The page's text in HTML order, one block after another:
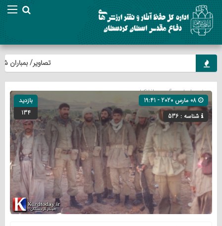
تصاویر/ بمباران
صفحه اصلی» گروه »افلاکیان
شناسه : 536
بازدید
134